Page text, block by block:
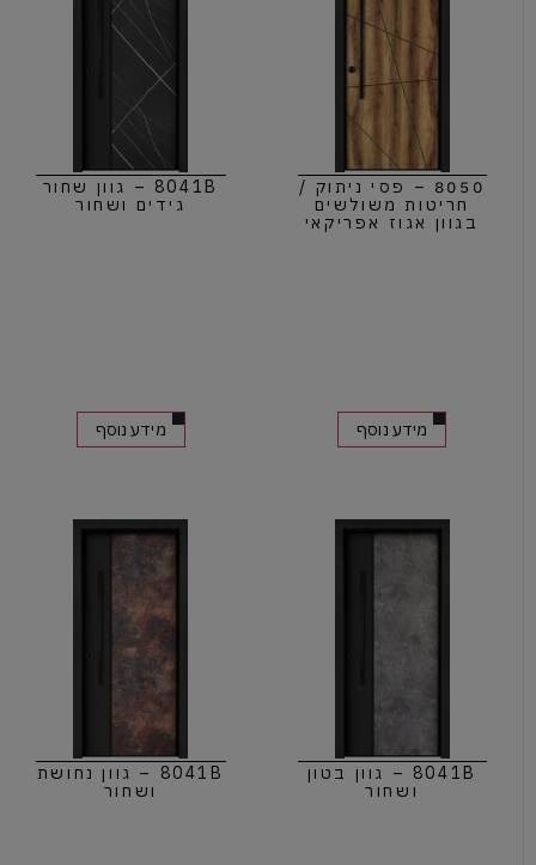
8050 – פסי ניתוק /
חריטות משולשים
בגוון אגוז אפריקאי
מידע נוסף
8041B – גוון שחור
גידים ושחור
מידע נוסף
8041B – גוון בטון
ושחור
8041B – גוון נחושת
ושחור